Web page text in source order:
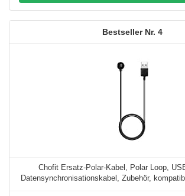
4
Chofit Ersatz-Polar-Kabel, Polar Loop,
Datensynchronisationskabel, Zubehör,